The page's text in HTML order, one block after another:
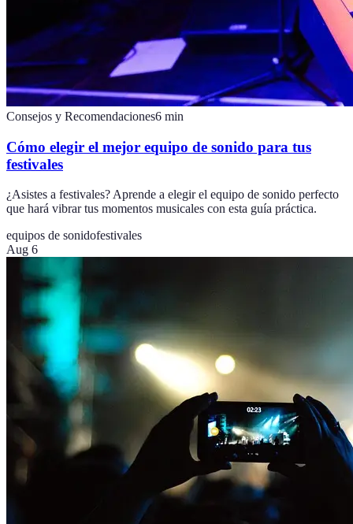
Consejos y Recomendaciones6 min
Cómo elegir el mejor equipo de sonido para tus
festivales
¿Asistes a festivales? Aprende a elegir el equipo de sonido perfecto
que hará vibrar tus momentos musicales con esta guía práctica.
equipos de sonidofestivales
Aug 6